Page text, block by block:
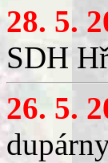
28. 5.
SDH
26. 5.